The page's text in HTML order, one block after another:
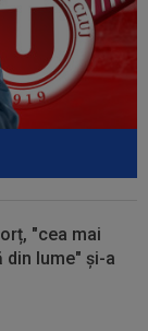
Cluj, Edi
"cea mai
lume" și-a